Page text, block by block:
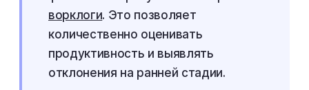
ворклоги. Это позволяет
количественно оценивать
продуктивность и выявлять
отклонения на ранней стадии.